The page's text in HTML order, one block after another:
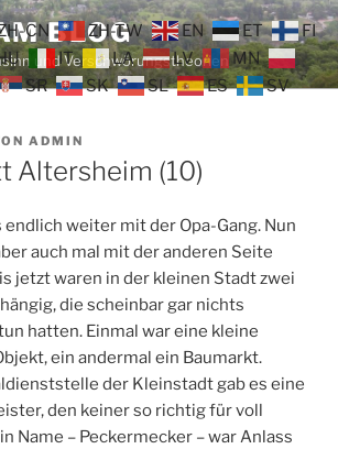
BLOG
und Verschwörungstheorien
ADMIN
Altersheim (10)
endlich weiter mit der Opa-Gang. Nun
auch mal mit der anderen Seite
jetzt waren in der kleinen Stadt zwei
die scheinbar gar nichts
hatten. Einmal war eine kleine
ein andermal ein Baumarkt.
der Kleinstadt gab es eine
den keiner so richtig für voll
Name – Peckermecker – war Anlass
CN ZH-TW EN ET
FI
IT LA LV
MN
SR SK SL ES
SV